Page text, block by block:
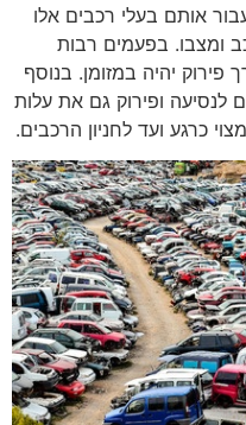
אותם בעלי רכבים אלו
ומצבו. בפעמים רבות
פירוק יהיה במזומן. בנוסף
לנסיעה ופירוק גם את עלות
כרגע ועד לחניון הרכבים.